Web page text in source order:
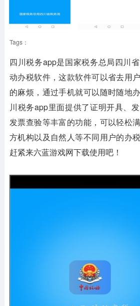
Tags：
四川税务app是国家税务总局四川
动办税软件，这款软件可以省去用
的麻烦，通过手机就可以随时随地
川税务app里面提供了证明开具、
发票查验等丰富的功能，可以轻松
方机构以及自然人等不同用户的办
赶紧来六蓝游戏网下载使用吧！